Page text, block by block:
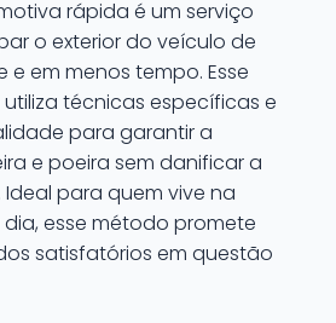
rápida é um serviço
o exterior do veículo de
e em menos tempo. Esse
técnicas específicas e
para garantir a
e poeira sem danificar a
para quem vive na
esse método promete
satisfatórios em questão